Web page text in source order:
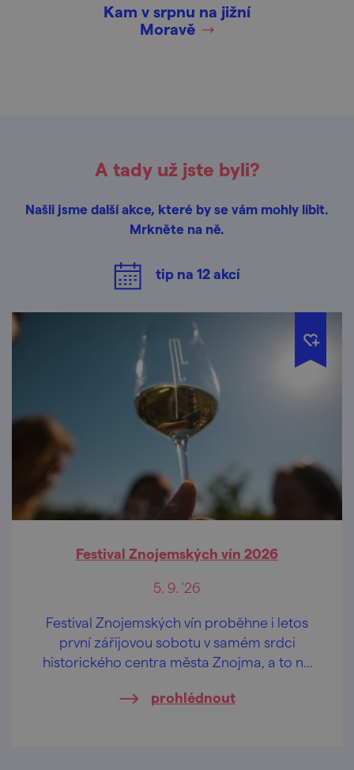
Kam v srpnu na jižní
Moravě
A tady už jste byli?
Našli jsme další akce, které by se vám mohly líbit.
Mrkněte na ně.
tip na 12akcí
Festival Znojemských vín 2026
5. 9. '26
Festival Znojemských vín proběhne i letos
první zářijovou sobotu v samém srdci
historického centra města Znojma, a to na
prohlédnout